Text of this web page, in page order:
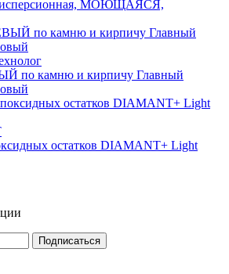
МОЮЩАЯСЯ,
по камню и кирпичу Главный
остатков DIAMANT+ Light
Подписаться